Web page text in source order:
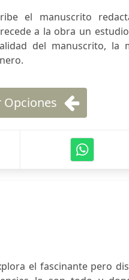
el manuscrito
a la obra un
del manuscrito, la
Opciones
el fascinante pero